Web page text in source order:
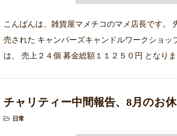
こんばんは、雑貨屋マメチコのマメ店長です。
売された キャンパーズキャンドルワークショッ
は、 売上２４個 募金総額１１２５０円 となり
チャリティー中間報告、8月のお
日常